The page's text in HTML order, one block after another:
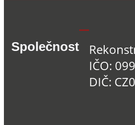
Společnost
IČO:
DIČ: